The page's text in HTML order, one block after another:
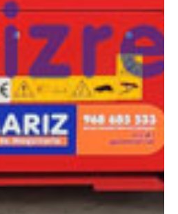
y recibiremos tu solicitud
ponernos en contacto